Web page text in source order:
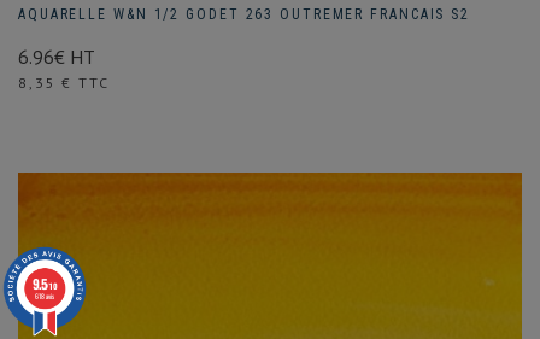
AQUARELLE W&N 1/2 GODET 263 OUTREMER FRANCAIS S2
6.96€ HT
Prix
8,35 € TTC
9.5/10
618 avis